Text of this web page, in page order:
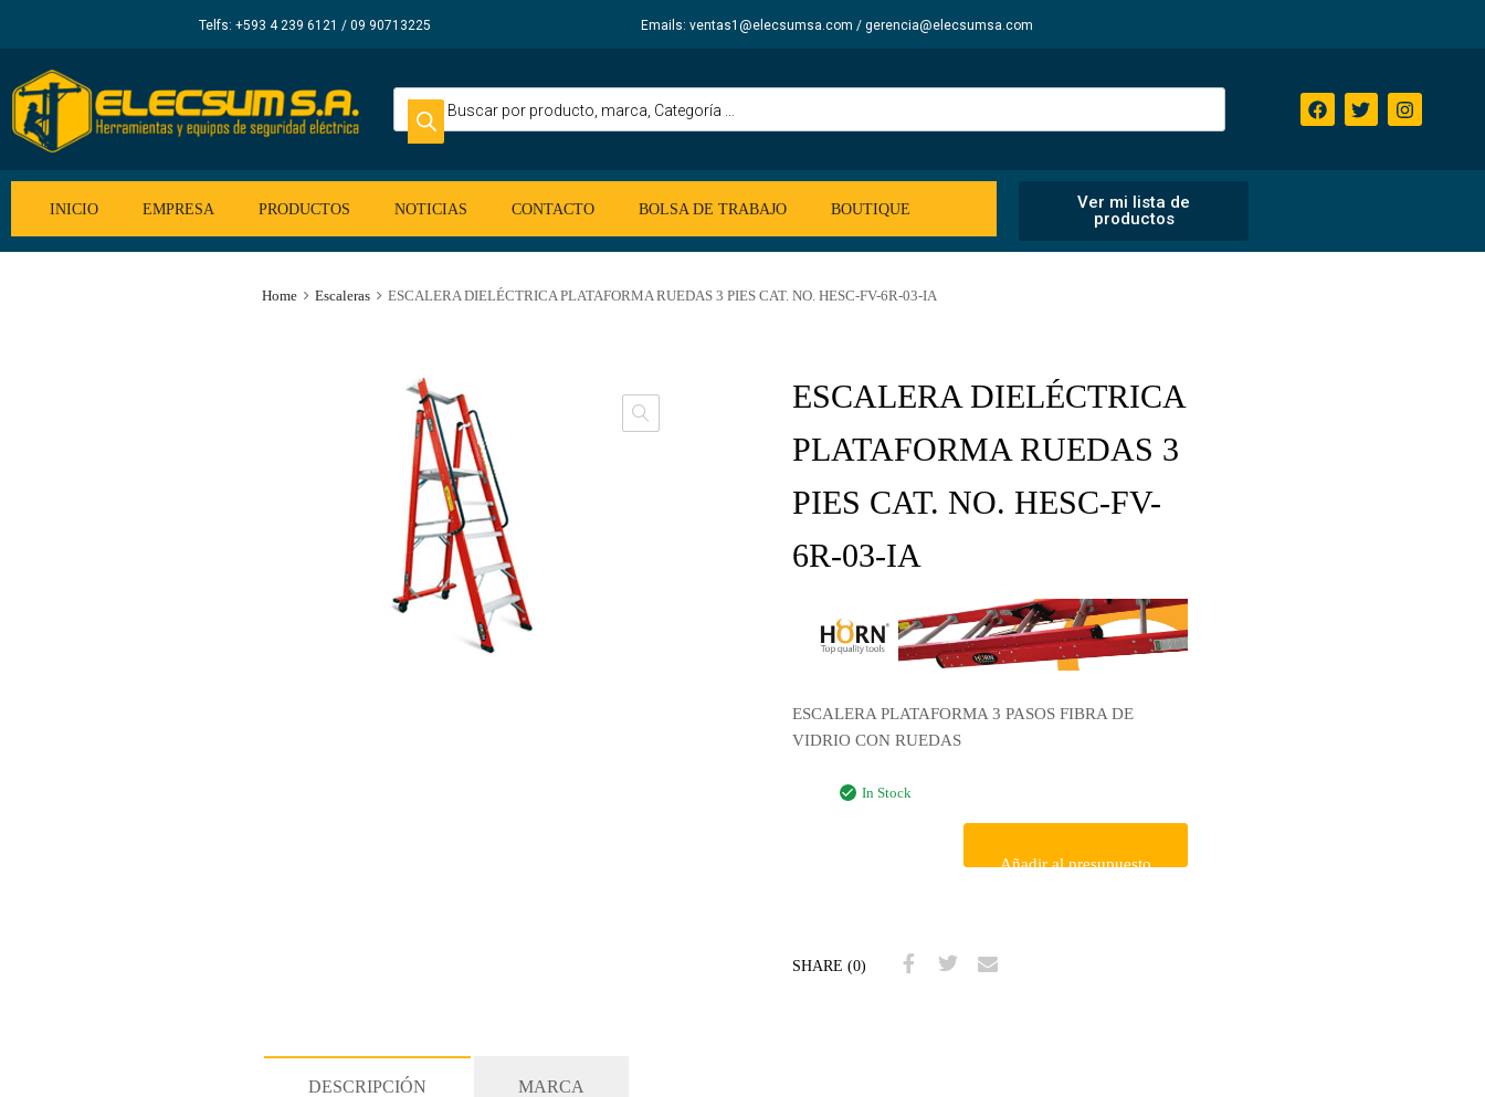
Telfs: +593 4 239 6121 / 09 90713225 Emails: ventas1@elecsumsa.com / gerencia@elecsumsa.com
INICIO EMPRESA PRODUCTOS NOTICIAS CONTACTO BOLSA DE TRABAJO BOUTIQUE
Ver mi lista de
productos
Home Escaleras ESCALERA DIELÉCTRICA PLATAFORMA RUEDAS 3 PIES CAT. NO. HESC-FV-6R-03-IA
ESCALERA DIELÉCTRICA
PLATAFORMA RUEDAS 3
PIES CAT. NO. HESC-FV-
6R-03-IA
ESCALERA PLATAFORMA 3 PASOS FIBRA DE
VIDRIO CON RUEDAS
In Stock
Añadir al presupuesto
SHARE (0)
DESCRIPCIÓN MARCA